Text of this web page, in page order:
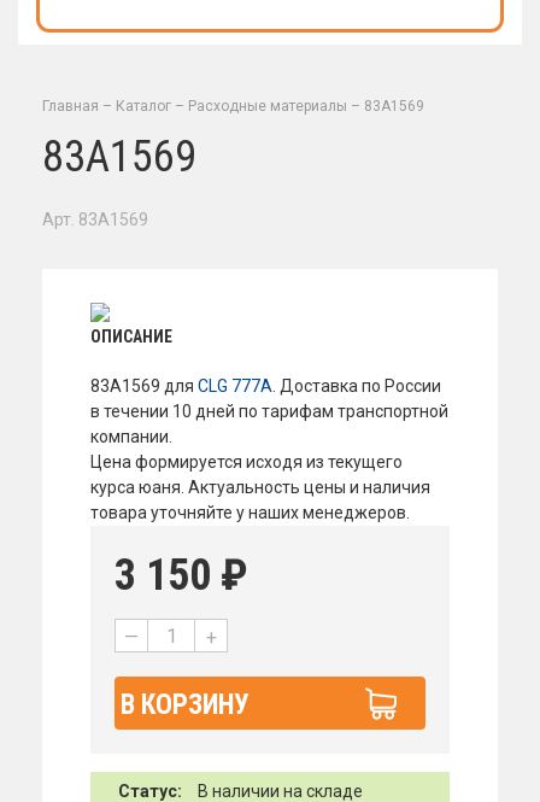
Главная – Каталог – Расходные материалы – 83A1569
83A1569
Арт. 83A1569
ОПИСАНИЕ
83A1569 для CLG 777A . Доставка по России
в течении 10 дней по тарифам транспортной
компании.
Цена формируется исходя из текущего
курса юаня. Актуальность цены и наличия
товара уточняйте у наших менеджеров.
3 150 ₽
— +
В КОРЗИНУ
Статус: В наличии на складе